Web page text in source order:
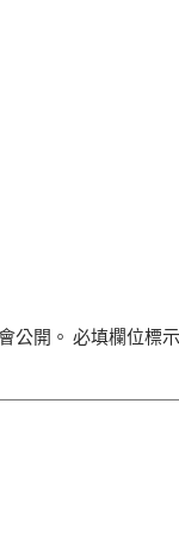
公開。 必填欄位標